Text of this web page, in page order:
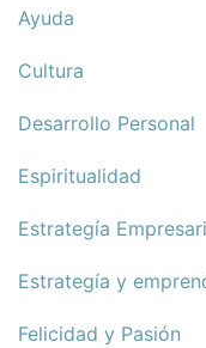
Ayuda
Cultura
Desarrollo Personal
Espiritualidad
Estrategía
Estrategía y
Felicidad y Pasión